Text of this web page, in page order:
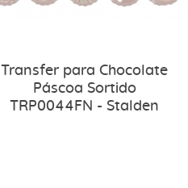
Transfer para Chocolate
Páscoa Sortido
TRP0044FN - Stalden